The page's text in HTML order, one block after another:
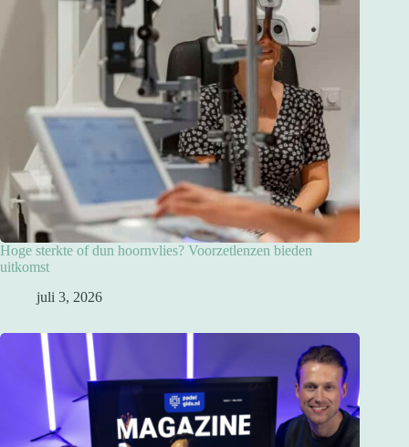
Hoge sterkte of dun hoornvlies? Voorzetlenzen bieden
uitkomst
juli 3, 2026